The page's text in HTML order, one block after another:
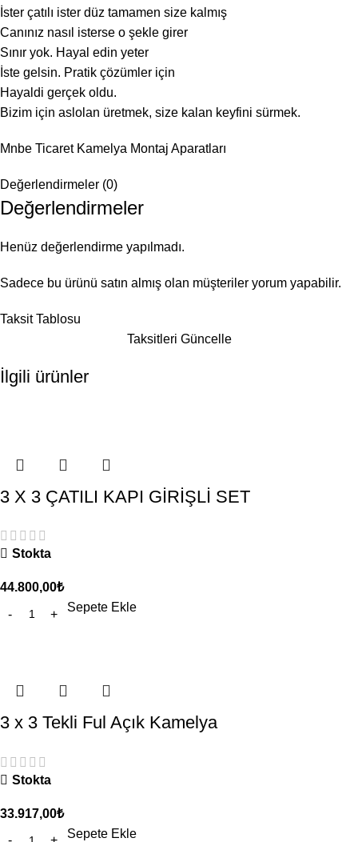
İster çatılı ister düz tamamen size kalmış
Canınız nasıl isterse o şekle girer
Sınır yok. Hayal edin yeter
İste gelsin. Pratik çözümler için
Hayaldi gerçek oldu.
Bizim için aslolan üretmek, size kalan keyfini sürmek.
Mnbe Ticaret Kamelya Montaj Aparatları
Değerlendirmeler (0)
Değerlendirmeler
Henüz değerlendirme yapılmadı.
Sadece bu ürünü satın almış olan müşteriler yorum yapabilir.
Taksit Tablosu
Taksitleri Güncelle
İlgili ürünler
3 X 3 ÇATILI KAPI GİRİŞLİ SET
Stokta
44.800,00₺
Sepete Ekle
3 x 3 Tekli Ful Açık Kamelya
Stokta
33.917,00₺
Sepete Ekle